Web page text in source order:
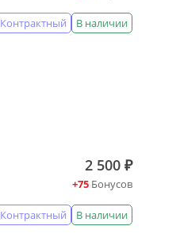
В наличии
Контрактный
2 500 ₽
+75Бонусов
В наличии
Контрактный